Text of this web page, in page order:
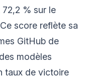
% sur le
score reflète sa
GitHub de
modèles
taux de victoire